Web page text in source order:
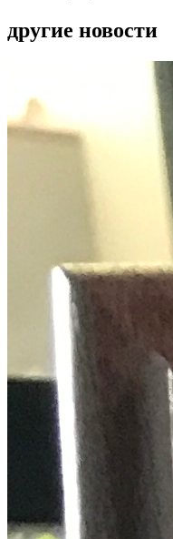
другие новости